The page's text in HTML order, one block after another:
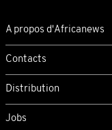
A propos d'Africanews
Contacts
Distribution
Jobs